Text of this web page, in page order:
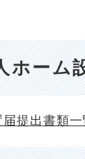
ーム
提出書類